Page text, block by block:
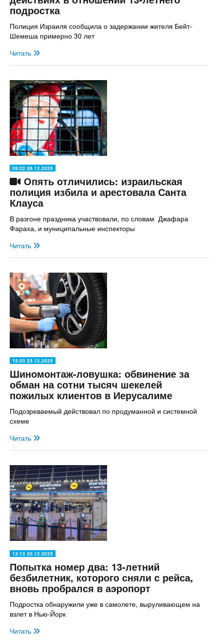
подростка
Полиция Израиля сообщила о задержании жителя Бейт-
Шемеша примерно 30 лет
Читать
09:22 26.12.2025
Опять отличились: израильская
полиция избила и арестовала Санта
Клауса
В разгоне праздника участвовали, по словам Джафара
Фараха, и муниципальные инспекторы
Читать
15:23 25.12.2025
Шиномонтаж-ловушка: обвинение за
обман на сотни тысяч шекелей
пожилых клиентов в Иерусалиме
Подозреваемый действовал по продуманной и системной
схеме
Читать
13:13 20.12.2025
Попытка номер два: 13-летний
безбилетник, которого сняли с рейса,
вновь пробрался в аэропорт
Подростка обнаружили уже в самолете, выруливающем на
взлет в Нью-Йорк
Читать